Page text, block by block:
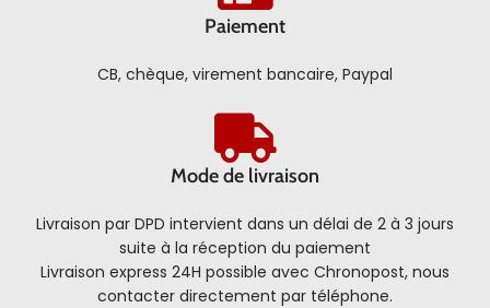
Paiement
CB, chèque, virement bancaire, Paypal
Mode de livraison
Livraison par DPD intervient dans un délai de 2 à 3 jours
suite à la réception du paiement
Livraison express 24H possible avec Chronopost, nous
contacter directement par téléphone.